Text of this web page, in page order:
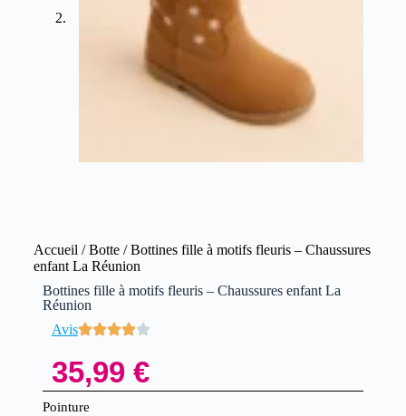
Accueil /Botte/ Bottines fille à motifs fleuris – Chaussures
enfant La Réunion
Bottines fille à motifs fleuris – Chaussures enfant La
Réunion
Avis
35,99 €
Pointure